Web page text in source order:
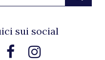
sui social